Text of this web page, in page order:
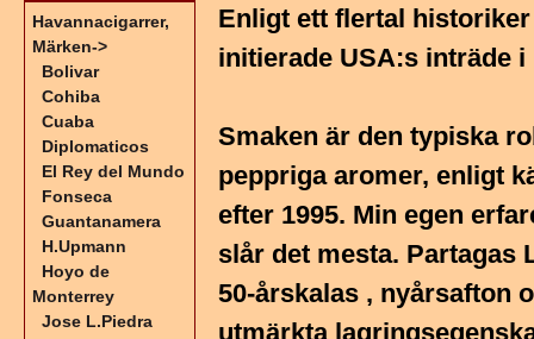
Enligt ett flertal
initierade USA:s inträde
Smaken är den typiska
peppriga aromer, enligt
efter 1995. Min egen
slår det mesta. Partagas
50-årskalas , nyårsafton
utmärkta
Havannacigarrer,
Märken->
Bolivar
Cohiba
Cuaba
Diplomaticos
El Rey del Mundo
Fonseca
Guantanamera
H.Upmann
Hoyo de
Monterrey
Jose L.Piedra